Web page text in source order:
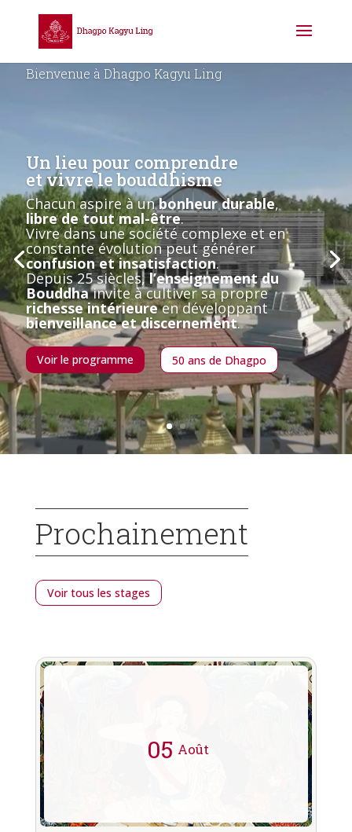
Bienvenue à Dhagpo Kagyu Ling
Un lieu pour comprendre
et vivre le bouddhisme
Chacun aspire à unbonheur durable,
libre de tout mal-être.
Vivre dans une société complexe et en
constante évolution peut générer
confusion et insatisfaction.
Depuis 25 siècles,l’enseignement du
Bouddhainvite à cultiver sa propre
richesse intérieureen développant
bienveillance et discernement.
Voir le programme 50 ans de Dhagpo
Lecteur
Prochainement
Voir tous les stages
05 Août